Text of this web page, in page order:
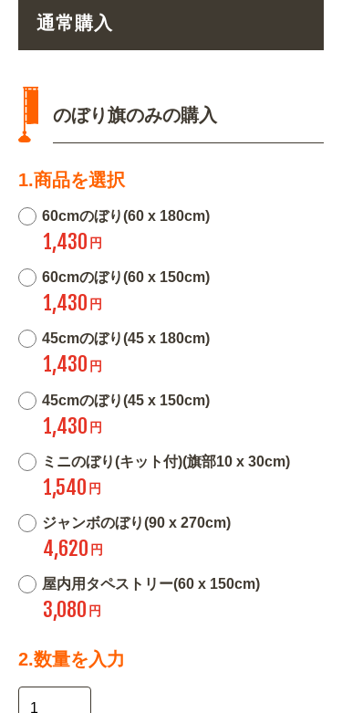
通常購入
のぼり旗のみの購入
1.商品を選択
60cmのぼり(60 x 180cm)
1,430 円
60cmのぼり(60 x 150cm)
1,430 円
45cmのぼり(45 x 180cm)
1,430 円
45cmのぼり(45 x 150cm)
1,430 円
ミニのぼり(キット付)(旗部10 x 30cm)
1,540 円
ジャンボのぼり(90 x 270cm)
4,620 円
屋内用タペストリー(60 x 150cm)
3,080 円
2.数量を入力